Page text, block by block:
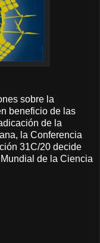
sobre la
beneficio de las
de la
la Conferencia
31C/20 decide
de la Ciencia